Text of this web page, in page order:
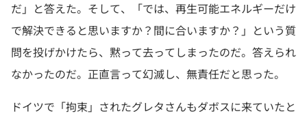
だ」と答えた。そして、「では、再生可能エネルギーだけ
で解決できると思いますか？間に合いますか？」という質
問を投げかけたら、黙って去ってしまったのだ。答えられ
なかったのだ。正直言って幻滅し、無責任だと思った。
ドイツで「拘束」されたグレタさんもダボスに来ていたと